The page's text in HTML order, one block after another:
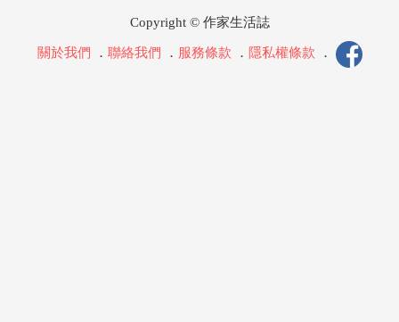
Copyright © 作家生活誌
關於我們 ． 聯絡我們 ． 服務條款 ． 隱私權條款 ．